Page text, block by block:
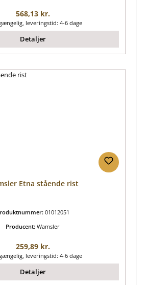
Almindelig pris:
568,13 kr.
leveringstid: 4-6 dage
Detaljer
Etna stående rist
01012051
Producent: Wamsler
Almindelig pris:
259,89 kr.
leveringstid: 4-6 dage
Detaljer